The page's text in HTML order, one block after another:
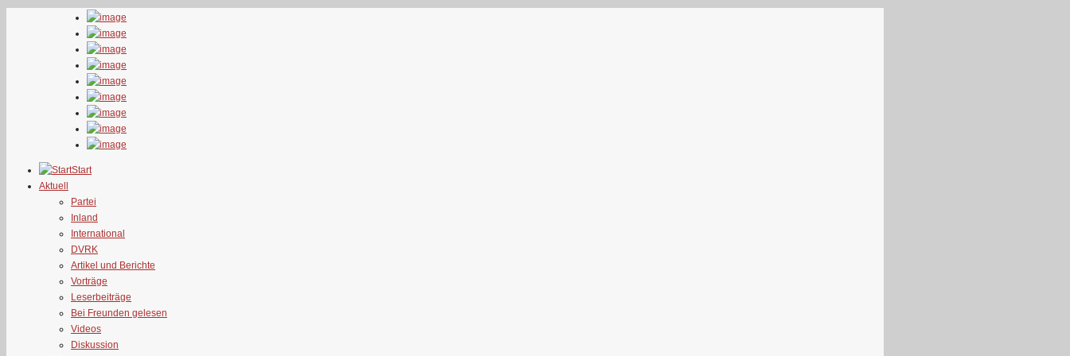
Start
Aktuell
Partei
Inland
International
DVRK
Artikel und Berichte
Vorträge
Leserbeiträge
Bei Freunden gelesen
Videos
Diskussion